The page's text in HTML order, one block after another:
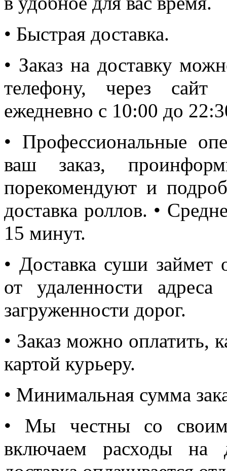
• Быстрая доставка.
• Заказ на доставку
телефону, через
ежедневно с 10:00 до
• Профессиональные
ваш заказ,
порекомендуют и
доставка роллов. •
15 минут.
• Доставка суши займет
от удаленности
загруженности дорог.
• Заказ можно оплатить,
картой курьеру.
• Минимальная сумма
• Мы честны со
включаем расходы на